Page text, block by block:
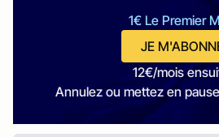
1€ Le Premier
JE
12€/mois
Annulez ou mettez en